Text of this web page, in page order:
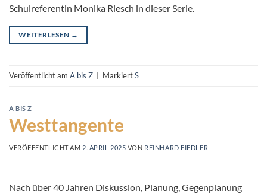
Schulreferentin Monika Riesch in dieser Serie.
WEITERLESEN →
Veröffentlicht am A bis Z MarkiertS
A BIS Z
Westtangente
VERÖFFENTLICHT AM 2. APRIL 2025 VON REINHARD FIEDLER
Nach über 40 Jahren Diskussion, Planung, Gegenplanung